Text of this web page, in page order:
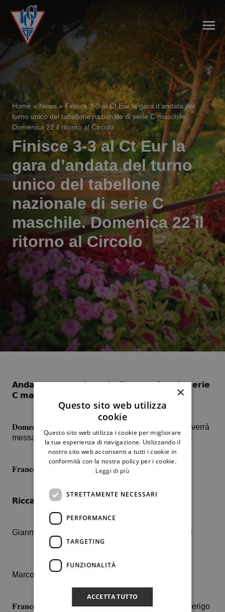
Home »News»Finisce 3-3 al Ct Eur la gara d’andata del
turno unico del tabellone nazionale di serie C maschile.
Domenica 22 il ritorno al Circolo
Finisce 3-3 al Ct Eur la
gara d’andata del turno
unico del tabellone
nazionale di serie C
maschile. Domenica 22 il
ritorno al Circolo
𝗔𝗻𝗱𝗮𝘁𝗮 𝘁𝘂𝗿𝗻𝗼 𝘂𝗻𝗶𝗰𝗼 𝘁𝗮𝗯𝗲𝗹𝗹𝗼𝗻𝗲 𝗻𝗮𝘇𝗶𝗼𝗻𝗮𝗹𝗲 𝘀𝗲𝗿𝗶𝗲
𝗖 𝗺𝗮𝘀𝗰𝗵𝗶𝗹𝗲:
𝐃𝐨𝐦𝐞𝐧𝐢𝐜𝐚 𝟐𝟐 𝐠𝐢𝐮𝐠𝐧𝐨, il return mach al Circolo dove verrà
messa in palio la promozione in serie B2 maschile.
𝐅𝐫𝐚𝐧𝐜𝐞𝐬𝐜𝐨 𝐌𝐢𝐧𝐞𝐨 b. Alessio Luperi (2.6) 6-2 6-1
𝗥𝗶𝗰𝗰𝗮𝗿𝗱𝗼 𝗦𝘂𝗿𝗮𝗻𝗼 b. Valerio Russo (3.3) 6-4 6-4
Gianmarco Troiano (2.6) b. 𝗡𝗶𝗻𝗼 𝗧𝗿𝗶𝗻𝗰𝗲𝗿𝗶 6-4 6-3
Marco Viola (2.7) b. 𝐂𝐚𝐫𝐦𝐞𝐥𝐨 𝐆𝐚𝐬𝐩𝐚𝐫𝐨 7-6 7-5
𝐅𝐫𝐚𝐧𝐜𝐞𝐬𝐜𝐨 𝐌𝐢𝐧𝐞𝐨 – 𝗥𝗶𝗰𝗰𝗮𝗿𝗱𝗼 𝗦𝘂𝗿𝗮𝗻𝗼 b. Russo – Amerigo
×
Questo sito web utilizza
cookie
Questo sito web utilizza i cookie per migliorare
la tua esperienza di navigazione. Utilizzando il
nostro sito web acconsenti a tutti i cookie in
conformità con la nostra policy per i cookie.
Leggi di più
STRETTAMENTE NECESSARI
PERFORMANCE
TARGETING
FUNZIONALITÀ
ACCETTA TUTTO